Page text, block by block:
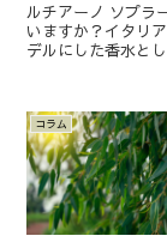
ルチアーノ ソプラ
いますか？イタリ
デルにした香水と
コラム